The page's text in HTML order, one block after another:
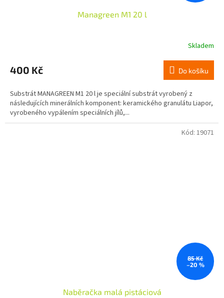
Managreen M1 20 l
Skladem
400 Kč Do košíku
Substrát MANAGREEN M1 20 l je speciální substrát vyrobený z
následujících minerálních komponent: keramického granulátu Liapor,
vyrobeného vypálením speciálních jílů,...
85 Kč
–20 %
Naběračka malá pistáciová
Kód: 19071